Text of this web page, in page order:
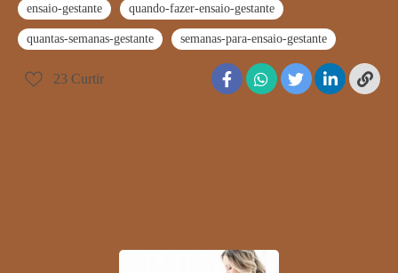
ensaio-gestante quando-fazer-ensaio-gestante
quantas-semanas-gestante semanas-para-ensaio-gestante
23 Curtir